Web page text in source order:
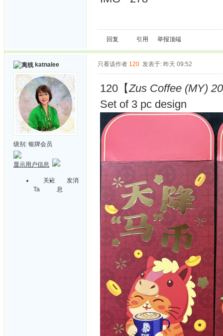
回复 引用 举报顶端
katnalee
级别: 银牌会员
显示用户信息
关注
Ta
发消
息
只看该作者 120 发表于: 昨天 09:52
120【Zus Coffee (MY)
Set of 3 pc design